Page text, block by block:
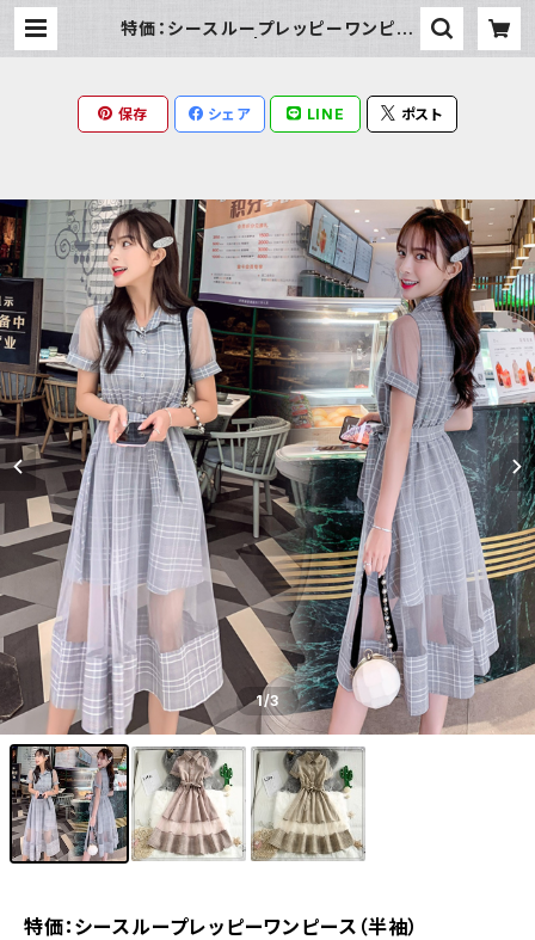
特価：シースループレッピーワンピー
保存 シェア LINE ポスト
1/3
特価：シースループレッピーワンピース（半袖）